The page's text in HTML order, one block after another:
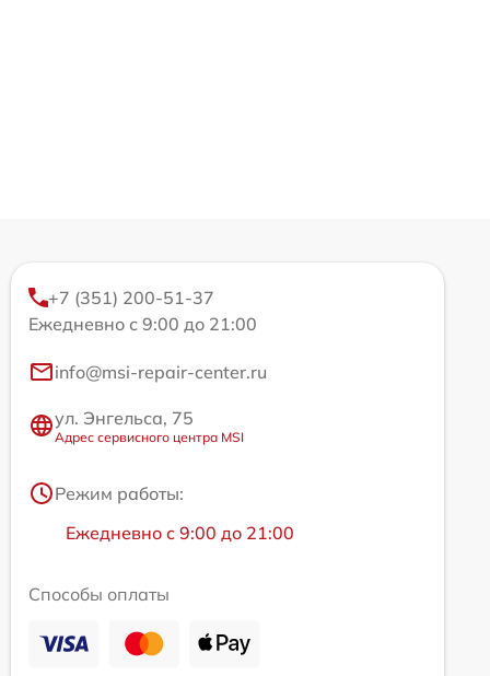
+7 (351) 200-51-37
Ежедневно с 9:00 до 21:00
info@msi-repair-center.ru
ул. Энгельса, 75
Адрес сервисного центра MSI
Режим работы:
Ежедневно с 9:00 до 21:00
Способы оплаты